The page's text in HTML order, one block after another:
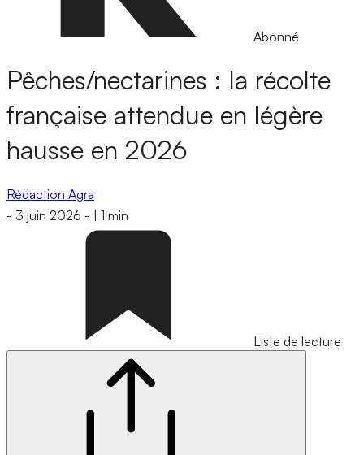
Abonné
Pêches/nectarines : la récolte
française attendue en légère
hausse en 2026
Rédaction Agra
- 3 juin 2026 - 1 min
Liste de lecture